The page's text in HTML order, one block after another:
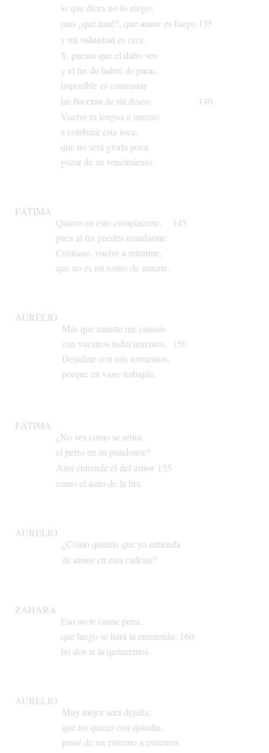
lo que dices no lo niego;
mas ¿qué haré?, que amores fuego 135
y mi voluntad es cera.
Y, puesto que el daño veo
y el fin do habré de parar,
imposible es contrastar
las fuerzas de mi deseo.
140
Vuelve tu lenguae intento
acombatiresta roca,
que no será gloria poca
gozar de su vencimiento.
FÁTIMA
Quiero en esto complacerte,
145
pues al fin puedes mandarme.
Cristiano, vuelve a mirarme,
que no es mi rostro de muerte.
AURELIO
Más que muerte me causáis
con vuestros inducimientos.
150
Dejadme con mis tormentos,
porque en vano trabajáis.
FÁTIMA
¿No ves cómo se retira
el perro en su pundonor?
Ansíentiende él del amor 155
como el asno de la lira.
AURELIO
¿Cómo queréis que yo entienda
de amoren estacadena?
ZAHARA
Eso no te cause pena,
que luego se hará laenmienda: 160
las dos te laquitaremos.
AURELIO
Muy mejor será dejalla;
que no quiero con quitalla,
pasar de un estremo aestremos.